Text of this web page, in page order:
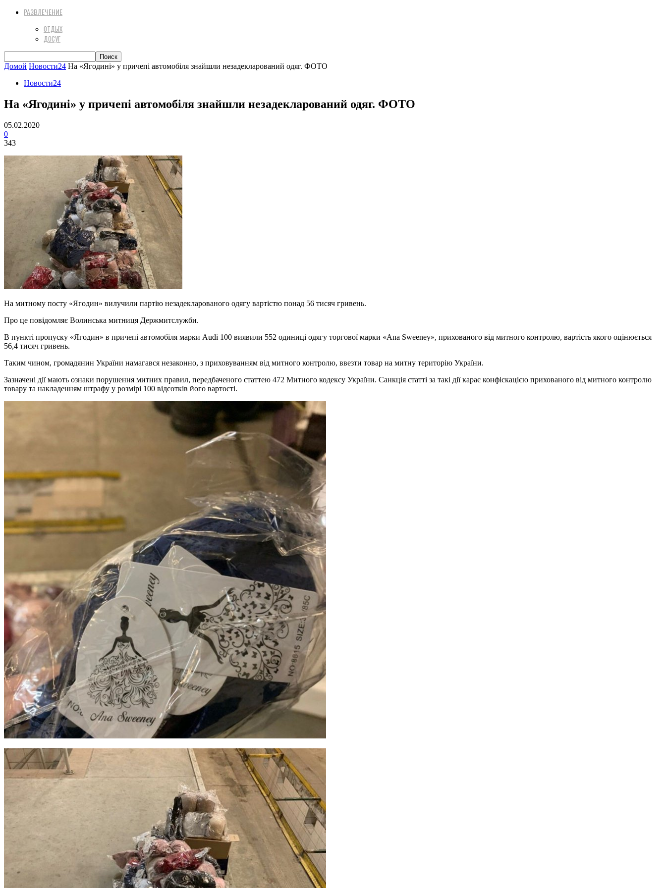
РАЗВЛЕЧЕНИЕ
ОТДЫХ
ДОСУГ
Домой Новости24 На «Ягодині» у причепі автомобіля знайшли незадекларований одяг. ФОТО
Новости24
На «Ягодині» у причепі автомобіля знайшли незадекларований одяг. ФОТО
05.02.2020
0
343
На митному посту «Ягодин» вилучили партію незадекларованого одягу вартістю понад 56 тисяч гривень.
Про це повідомляє Волинська митниця Держмитслужби.
В пункті пропуску «Ягодин» в причепі автомобіля марки Audi 100 виявили 552 одиниці одягу торгової марки «Ana Sweeney», прихованого від митного контролю, вартість якого оцінюється
56,4 тисяч гривень.
Таким чином, громадянин України намагався незаконно, з приховуванням від митного контролю, ввезти товар на митну територію України.
Зазначені дії мають ознаки порушення митних правил, передбаченого статтею 472 Митного кодексу України. Санкція статті за такі дії карає конфіскацією прихованого від митного контролю
товару та накладенням штрафу у розмірі 100 відсотків його вартості.